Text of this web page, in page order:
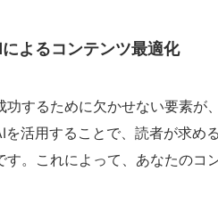
よるコンテンツ最適化
功するために欠かせない要素が
を活用することで、読者が求め
す。これによって、あなたのコ